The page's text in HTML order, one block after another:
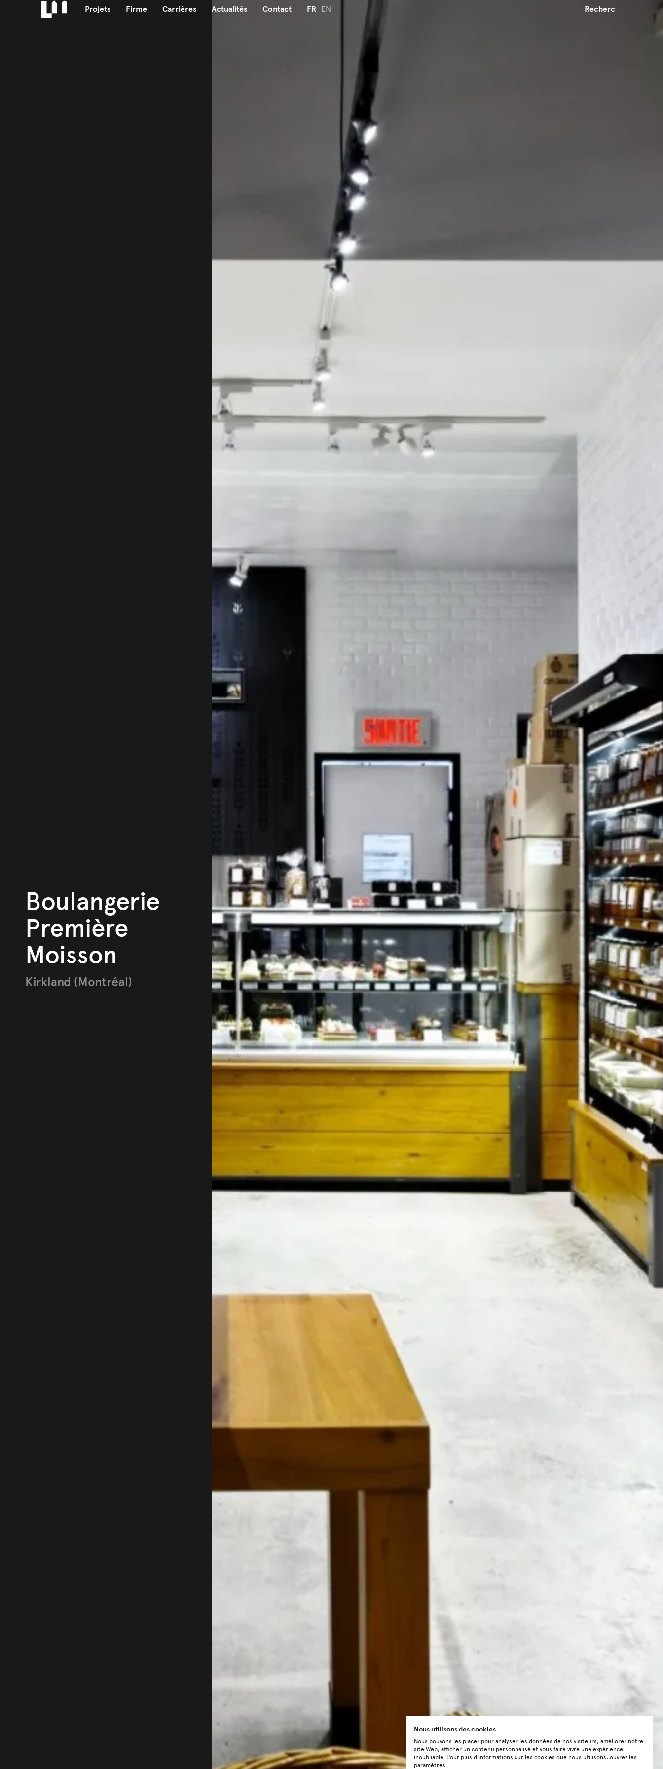
Projets Firme Carrières Actualités Contact FR EN
Boulangerie
Première
Moisson
Kirkland (Montréal)
Nous utilisons des cookies
Nous pouvons les placer pour analyser les données de nos visiteurs, améliorer notre
site Web, afficher un contenu personnalisé et vous faire vivre une expérience
inoubliable. Pour plus d'informations sur les cookies que nous utilisons, ouvrez les
paramètres.